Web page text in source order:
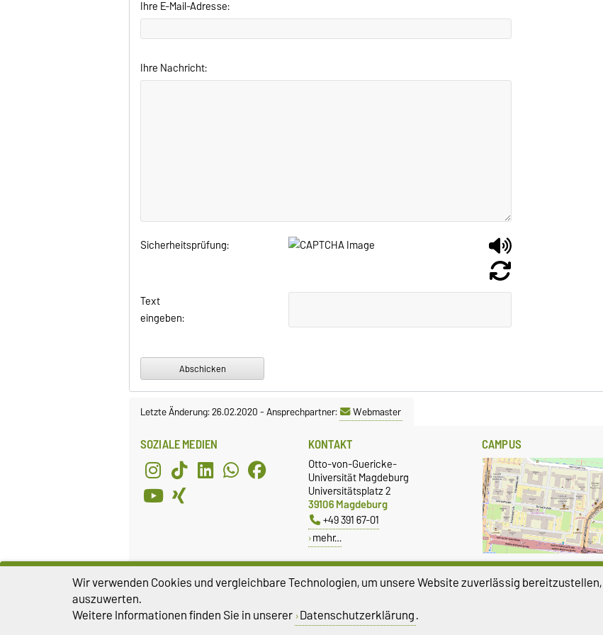
Ihre E-Mail-Adresse:
Ihre Nachricht:
Sicherheitsprüfung:
Text
eingeben:
Letzte Änderung: 26.02.2020-Ansprechpartner: Webmaster
SOZIALE MEDIEN KONTAKT
Otto-von-Guericke-
Universität Magdeburg
Universitätsplatz 2
39106 Magdeburg
+49 391 67-01
mehr…
CAMPUS
Größere Karte anzeigen
Wir verwenden Cookies und vergleichbare Technologien, um unsere Website zuverlässig
auszuwerten.
Weitere Informationen finden Sie in unserer Datenschutzerklärung.